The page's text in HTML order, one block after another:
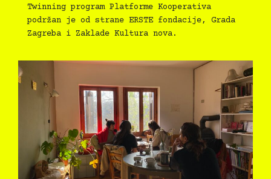
Twinning program Platforme Kooperativa
podržan je od strane ERSTE fondacije, Grada
Zagreba i Zaklade Kultura nova.